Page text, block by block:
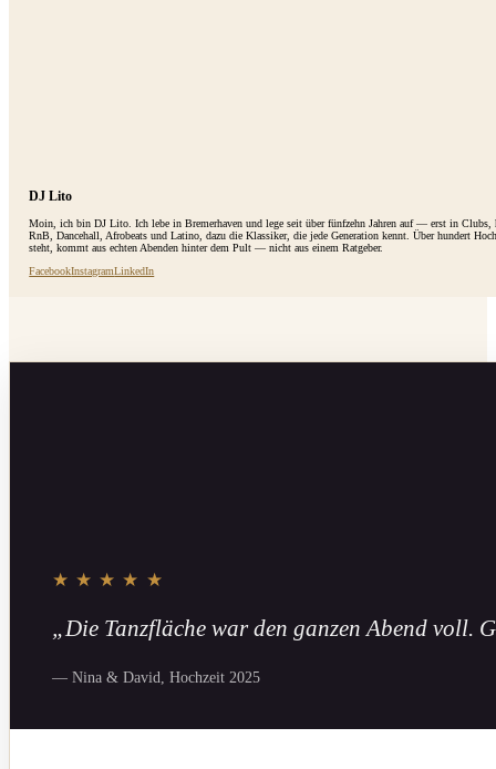
DJ Lito
Moin, ich bin DJ Lito. Ich lebe in Bremerhaven und lege seit über fünfzehn Jahren auf — erst in
RnB, Dancehall, Afrobeats und Latino, dazu die Klassiker, die jede Generation kennt. Über hundert
steht, kommt aus echten Abenden hinter dem Pult — nicht aus einem Ratgeber.
FacebookInstagramLinkedIn
★★★★★
„Die Tanzfläche war den ganzen Abend voll.
— Nina & David, Hochzeit 2025